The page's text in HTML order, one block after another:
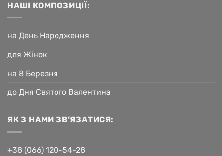
НАШІ КОМПОЗИЦІЇ:
на День Народження
для Жінок
на 8 Березня
до Дня Святого Валентина
ЯК З НАМИ ЗВ’ЯЗАТИСЯ:
+38 (066) 120-54-28